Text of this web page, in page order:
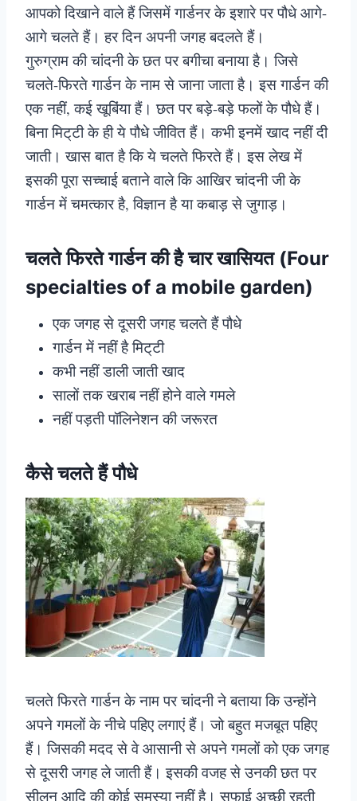
आपको दिखाने वाले हैं जिसमें गार्डनर के इशारे पर पौधे आगे-
आगे चलते हैं। हर दिन अपनी जगह बदलते हैं।
गुरुग्राम की चांदनी के छत पर बगीचा बनाया है। जिसे
चलते-फिरते गार्डन के नाम से जाना जाता है। इस गार्डन की
एक नहीं, कई खूबिंया हैं। छत पर बड़े-बड़े फलों के पौधे हैं।
बिना मिट्‌टी के ही ये पौधे जीवित हैं। कभी इनमें खाद नहीं दी
जाती। खास बात है कि ये चलते फिरते हैं। इस लेख में
इसकी पूरा सच्चाई बताने वाले कि आखिर चांदनी जी के
गार्डन में चमत्कार है, विज्ञान है या कबाड़ से जुगाड़।
चलते फिरते गार्डन की है चार खासियत (Four
specialties of a mobile garden)
एक जगह से दूसरी जगह चलते हैं पौधे
गार्डन में नहीं है मिट्‌टी
कभी नहीं डाली जाती खाद
सालों तक खराब नहीं होने वाले गमले
नहीं पड़ती पॉलिनेशन की जरूरत
कैसे चलते हैं पौधे
चलते फिरते गार्डन के नाम पर चांदनी ने बताया कि उन्होंने
अपने गमलों के नीचे पहिए लगाएं हैं। जो बहुत मजबूत पहिए
हैं। जिसकी मदद से वे आसानी से अपने गमलों को एक जगह
से दूसरी जगह ले जाती हैं। इसकी वजह से उनकी छत पर
सीलन आदि की कोई समस्या नहीं है। सफाई अच्छी रहती